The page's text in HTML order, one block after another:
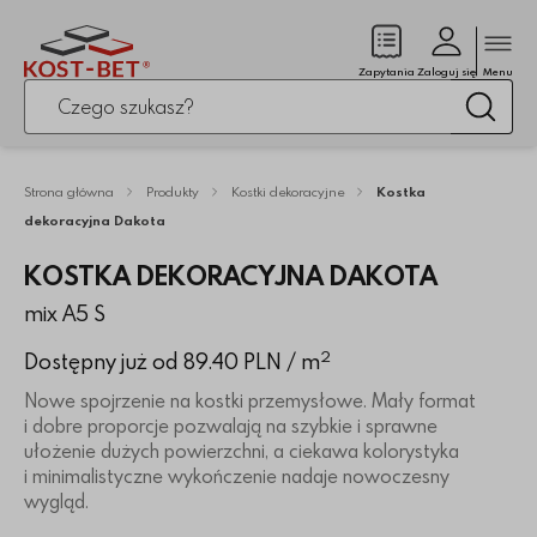
Po kliknięciu przycisku fraza zostanie wyszukana
Zapytania
(pusty)Zaloguj się Menu
Strona główna Produkty Kostki dekoracyjne
Kostka
dekoracyjna Dakota
KOSTKA DEKORACYJNA DAKOTA
mix A5 S
Dostępny już od 89.40 PLN / m2
Nowe spojrzenie na kostki przemysłowe. Mały format
i dobre proporcje pozwalają na szybkie i sprawne
ułożenie dużych powierzchni, a ciekawa kolorystyka
i minimalistyczne wykończenie nadaje nowoczesny
wygląd.